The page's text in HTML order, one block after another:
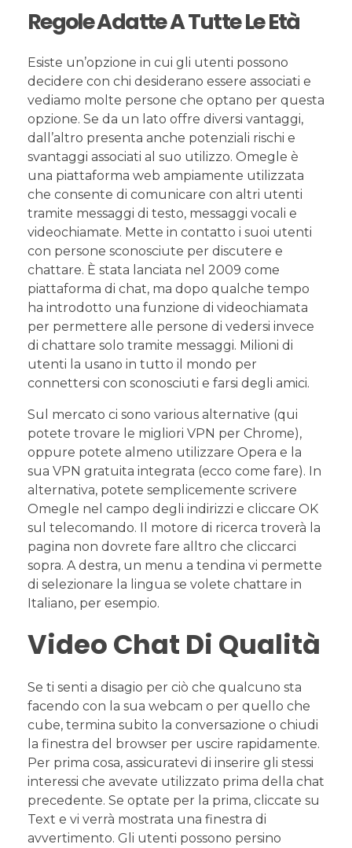
Regole Adatte A Tutte Le Età
Esiste un’opzione in cui gli utenti possono
decidere con chi desiderano essere associati e
vediamo molte persone che optano per questa
opzione. Se da un lato offre diversi vantaggi,
dall’altro presenta anche potenziali rischi e
svantaggi associati al suo utilizzo. Omegle è
una piattaforma web ampiamente utilizzata
che consente di comunicare con altri utenti
tramite messaggi di testo, messaggi vocali e
videochiamate. Mette in contatto i suoi utenti
con persone sconosciute per discutere e
chattare. È stata lanciata nel 2009 come
piattaforma di chat, ma dopo qualche tempo
ha introdotto una funzione di videochiamata
per permettere alle persone di vedersi invece
di chattare solo tramite messaggi. Milioni di
utenti la usano in tutto il mondo per
connettersi con sconosciuti e farsi degli amici.
Sul mercato ci sono various alternative (qui
potete trovare le migliori VPN per Chrome),
oppure potete almeno utilizzare Opera e la
sua VPN gratuita integrata (ecco come fare). In
alternativa, potete semplicemente scrivere
Omegle nel campo degli indirizzi e cliccare OK
sul telecomando. Il motore di ricerca troverà la
pagina non dovrete fare alltro che cliccarci
sopra. A destra, un menu a tendina vi permette
di selezionare la lingua se volete chattare in
Italiano, per esempio.
Video Chat Di Qualità
Se ti senti a disagio per ciò che qualcuno sta
facendo con la sua webcam o per quello che
cube, termina subito la conversazione o chiudi
la finestra del browser per uscire rapidamente.
Per prima cosa, assicuratevi di inserire gli stessi
interessi che avevate utilizzato prima della chat
precedente. Se optate per la prima, cliccate su
Text e vi verrà mostrata una finestra di
avvertimento. Gli utenti possono persino